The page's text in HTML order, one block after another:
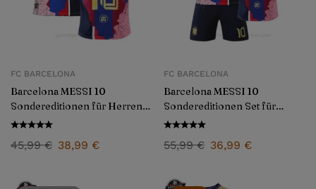
FC BARCELONA
Barcelona MESSI 10
Sondereditionen für Herren
2025/26 – Fan Version
45,99€ 38,99 €
FC BARCELONA
Barcelona MESSI 10
Sondereditionen Set für
Kinder 2025/26
55,99€ 36,99 €